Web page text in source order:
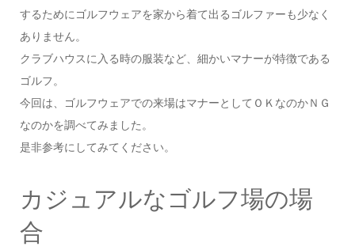
するためにゴルフウェアを家から着て出るゴルファーも少なく
ありません。
クラブハウスに入る時の服装など、細かいマナーが特徴である
ゴルフ。
今回は、ゴルフウェアでの来場はマナーとしてＯＫなのかＮＧ
なのかを調べてみました。
是非参考にしてみてください。
カジュアルなゴルフ場の場
合